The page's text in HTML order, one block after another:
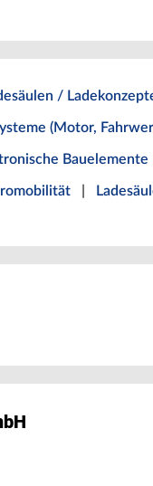
/
(Motor,
Bauelemente